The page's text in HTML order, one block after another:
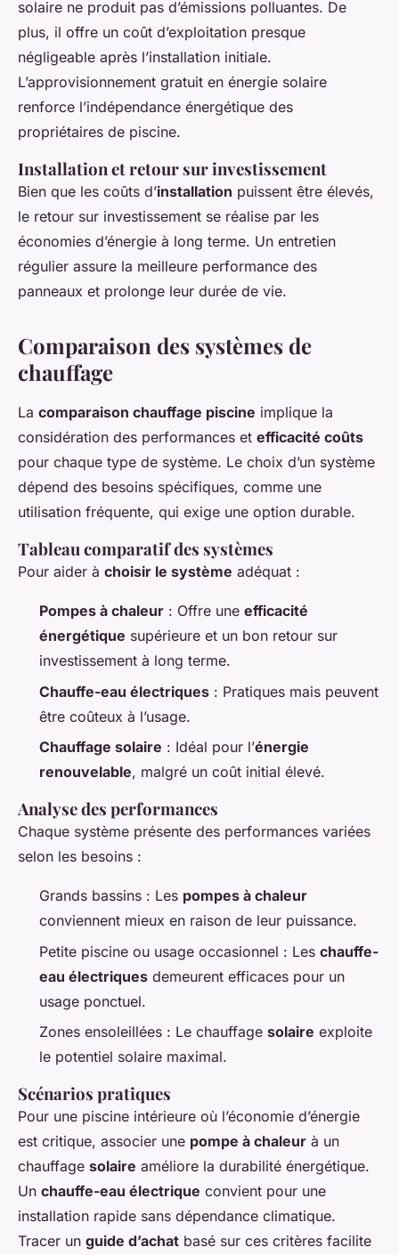
solaire ne produit pas d’émissions polluantes. De
plus, il offre un coût d’exploitation presque
négligeable après l’installation initiale.
L’approvisionnement gratuit en énergie solaire
renforce l’indépendance énergétique des
propriétaires de piscine.
Installation et retour sur investissement
Bien que les coûts d’installation puissent être élevés,
le retour sur investissement se réalise par les
économies d’énergie à long terme. Un entretien
régulier assure la meilleure performance des
panneaux et prolonge leur durée de vie.
Comparaison des systèmes de
chauffage
La comparaison chauffage piscine implique la
considération des performances et efficacité coûts
pour chaque type de système. Le choix d’un système
dépend des besoins spécifiques, comme une
utilisation fréquente, qui exige une option durable.
Tableau comparatif des systèmes
Pour aider à choisir le système adéquat :
Pompes à chaleur : Offre une efficacité
énergétique supérieure et un bon retour sur
investissement à long terme.
Chauffe-eau électriques : Pratiques mais peuvent
être coûteux à l’usage.
Chauffage solaire : Idéal pour l’énergie
renouvelable, malgré un coût initial élevé.
Analyse des performances
Chaque système présente des performances variées
selon les besoins :
Grands bassins : Les pompes à chaleur
conviennent mieux en raison de leur puissance.
Petite piscine ou usage occasionnel : Les chauffe-
eau électriques demeurent efficaces pour un
usage ponctuel.
Zones ensoleillées : Le chauffage solaire exploite
le potentiel solaire maximal.
Scénarios pratiques
Pour une piscine intérieure où l’économie d’énergie
est critique, associer une pompe à chaleur à un
chauffage solaire améliore la durabilité énergétique.
Un chauffe-eau électrique convient pour une
installation rapide sans dépendance climatique.
Tracer un guide d’achat basé sur ces critères facilite